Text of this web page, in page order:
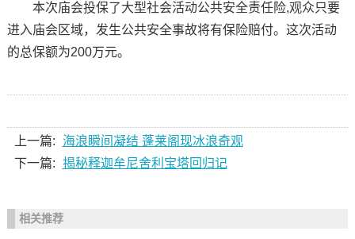
本次庙会投保了大型社会活动公共安全责任险,观众只要
进入庙会区域，发生公共安全事故将有保险赔付。这次活动
的总保额为200万元。
上一篇:
海浪瞬间凝结 蓬莱阁现冰浪奇观
下一篇: 揭秘释迦牟尼舍利宝塔回归记
相关推荐